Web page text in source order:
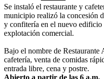
Se instaló el restaurante y
municipio realizó la concesión
y confitería en el nuevo edificio
explotación comercial.
Bajo el nombre de Restaurante
cafetería, venta de comidas
entrada libre, cena y postre.
Abierto a partir de las 6 a.m.